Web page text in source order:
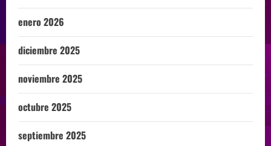
enero 2026
diciembre 2025
noviembre 2025
octubre 2025
septiembre 2025